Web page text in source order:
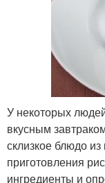
У некоторых
вкусным
склизкое блюдо
приготовления
ингредиенты и